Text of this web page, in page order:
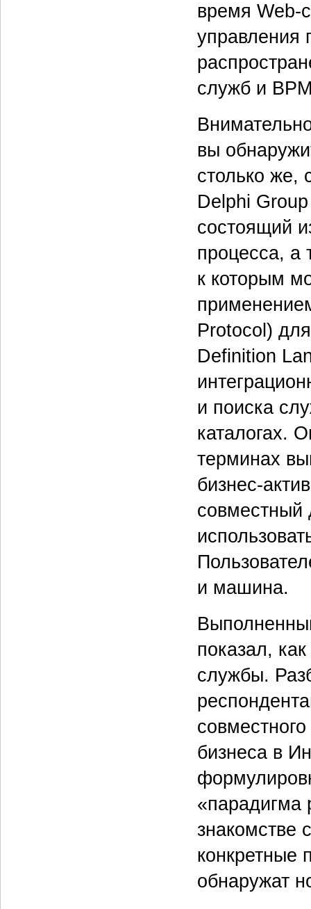
время Web-
управления
служб и
вы
столько же,
Delphi
состоящий
процесса, а
к которым
Protocol)
Definition
и поиска
каталогах.
терминах
бизнес-
совместный
и машина.
показал,
службы.
бизнеса в
«парадигма
знакомстве
конкретные
обнаружат